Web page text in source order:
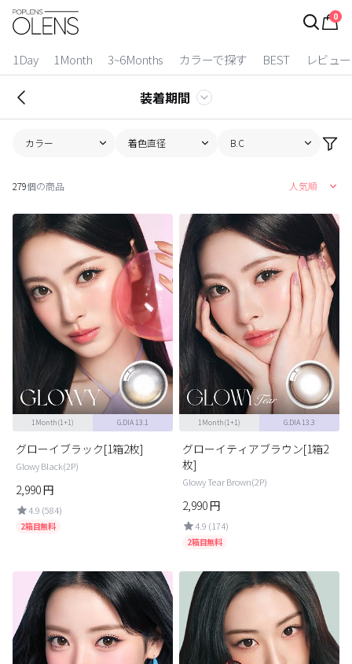
0
1Day 1Month 3~6Months カラーで探す BEST レビュー
ログイン
カラコン比較
今月限定特典
ベスト
カラコン
装着期間
2 Weeks
1 Month
3~6 Months
よりどりキット
カラー
ブラウン
チョコ
グレー
ブラック
グリーン
ブルー
ピンク
透明
乱視用
ハロウィンカラコン
レビュー
EYEしてる
装着期間
カラー 着色直径 B.C
279個の商品 人気順
1Month(1+1) G.DIA 13.1
グローイブラック[1箱2枚]
Glowy Black(2P)
2,990円
4.9 (584)
2箱目無料
1Month(1+1) G.DIA 13.3
グローイティアブラウン[1箱2
枚]
Glowy Tear Brown(2P)
2,990円
4.9 (174)
2箱目無料